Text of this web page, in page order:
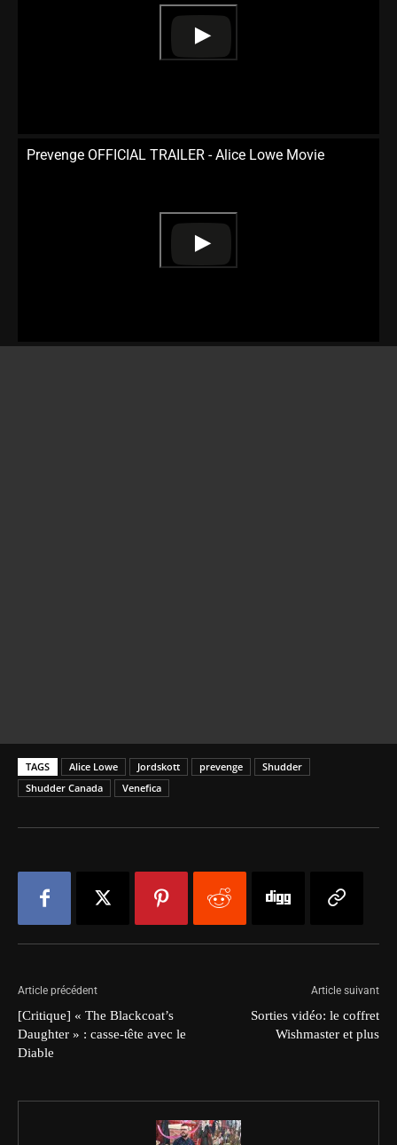
Prevenge OFFICIAL TRAILER - Alice Lowe Movie
TAGS Alice Lowe Jordskott prevenge
Shudder
Shudder Canada
Venefica
Article précédent
[Critique] « The Blackcoat’s
Daughter » : casse-tête avec le
Diable
Article suivant
Sorties vidéo: le coffret
Wishmaster et plus